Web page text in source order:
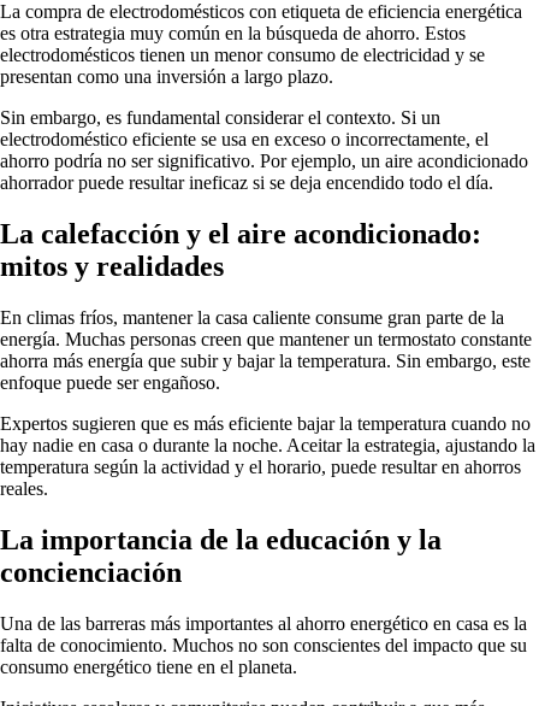
La compra de electrodomésticos con etiqueta de eficiencia energética
es otra estrategia muy común en la búsqueda de ahorro. Estos
electrodomésticos tienen un menor consumo de electricidad y se
presentan como una inversión a largo plazo.
Sin embargo, es fundamental considerar el contexto. Si un
electrodoméstico eficiente se usa en exceso o incorrectamente, el
ahorro podría no ser significativo. Por ejemplo, un aire acondicionado
ahorrador puede resultar ineficaz si se deja encendido todo el día.
La calefacción y el aire acondicionado:
mitos y realidades
En climas fríos, mantener la casa caliente consume gran parte de la
energía. Muchas personas creen que mantener un termostato constante
ahorra más energía que subir y bajar la temperatura. Sin embargo, este
enfoque puede ser engañoso.
Expertos sugieren que es más eficiente bajar la temperatura cuando no
hay nadie en casa o durante la noche. Aceitar la estrategia, ajustando la
temperatura según la actividad y el horario, puede resultar en ahorros
reales.
La importancia de la educación y la
concienciación
Una de las barreras más importantes al ahorro energético en casa es la
falta de conocimiento. Muchos no son conscientes del impacto que su
consumo energético tiene en el planeta.